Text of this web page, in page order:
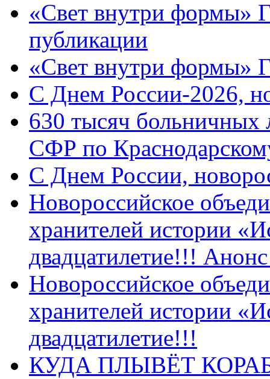
«Свет внутри формы»
публикации
«Свет внутри формы»
C Днем России-2026,
630 тысяч больничных
СФР по
C Днем России,
Новороссийское
хранителей истории
двадцатилетие!!!
Новороссийское
хранителей истории
двадцатилетие!!!
КУДА ПЛЫВЁТ